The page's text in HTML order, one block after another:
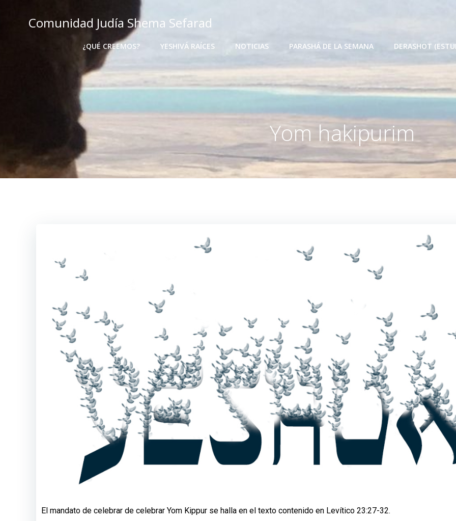
Comunidad Judía Shema Sefarad
¿QUÉ CREEMOS? YESHIVÁ RAÍCES NOTICIAS PARASHÁ DE LA SEMANA DERASHOT
Yom hakipurim
El mandato de celebrar de celebrar Yom Kippur se halla en el texto contenido en Levítico 23:27-32.